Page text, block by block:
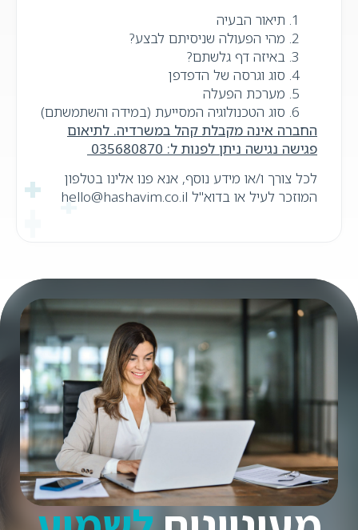
תיאור הבעיה
מהי הפעולה שניסיתם לבצע?
באיזה דף גלשתם?
סוג וגרסה של הדפדפן
מערכת הפעלה
סוג הטכנולוגיה המסייעת (במידה והשתמשתם)
החברה אינה מקבלת קהל במשרדיה. לתיאום
פגישה נגישה ניתן לפנות ל: 035680870
לכל צורך ו/או מידע נוסף, אנא פנו אלינו בטלפון
המוזכר לעיל או בדוא"ל hello@hashavim.co.il